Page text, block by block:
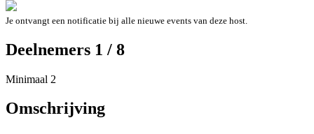
Je ontvangt een notificatie bij alle nieuwe events van deze host.
Deelnemers 1 / 8
Minimaal 2
Omschrijving